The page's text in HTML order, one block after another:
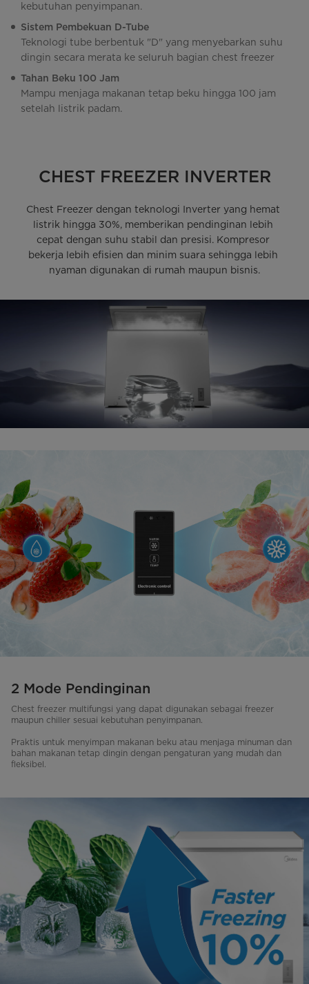
kebutuhan penyimpanan.
Sistem Pembekuan D-Tube
Teknologi tube berbentuk "D" yang menyebarkan suhu
dingin secara merata ke seluruh bagian chest freezer
Tahan Beku 100 Jam
Mampu menjaga makanan tetap beku hingga 100 jam
setelah listrik padam.
CHEST FREEZER INVERTER
Chest Freezer dengan teknologi Inverter yang hemat
listrik hingga 30%, memberikan pendinginan lebih
cepat dengan suhu stabil dan presisi. Kompresor
bekerja lebih efisien dan minim suara sehingga lebih
nyaman digunakan di rumah maupun bisnis.
2 Mode Pendinginan
Chest freezer multifungsi yang dapat digunakan sebagai freezer
maupun chiller sesuai kebutuhan penyimpanan.
Praktis untuk menyimpan makanan beku atau menjaga minuman dan
bahan makanan tetap dingin dengan pengaturan yang mudah dan
fleksibel.